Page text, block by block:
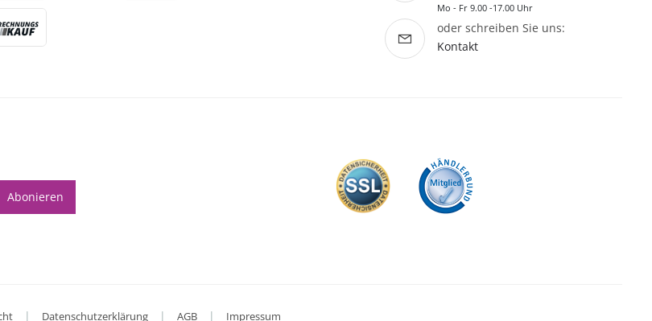
Mo - Fr 9.00 -17.00 Uhr
oder schreiben Sie uns:
Kontakt
Abonieren
| Datenschutzerklärung | AGB | Impressum